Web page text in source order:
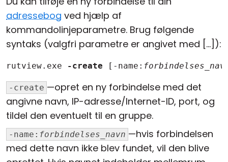
adressebog ved hjælp af
kommandolinjeparametre. Brug følgende
syntaks (valgfri parametre er angivet med [...]):
rutview.exe -create [-name:
-create —opret en ny forbindelse med det
angivne navn, IP-adresse/Internet-ID, port, og
tildel den eventuelt til en gruppe.
-name: forbindelses_navn —hvis forbindelsen
med dette navn ikke blev fundet, vil den blive